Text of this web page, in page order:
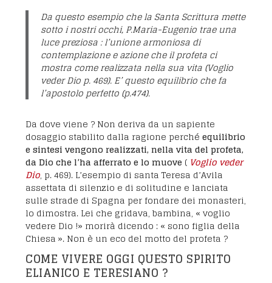
Da questo esempio che la Santa Scrittura mette
sotto i nostri occhi, P.Maria-Eugenio trae una
luce preziosa : l’unione armoniosa di
contemplazione e azione che il profeta ci
mostra come realizzata nella sua vita (Voglio
veder Dio p. 469). E’ questo equilibrio che fa
l’apostolo perfetto (p.474).
Da dove viene ? Non deriva da un sapiente
dosaggio stabilito dalla ragione perchéequilibrio
e sintesi vengono realizzati, nella vita del profeta,
da Dio che l’ha afferrato e lo muove ( Voglio veder
Dio, p. 469). L’esempio di santa Teresa d’Avila
assettata di silenzio e di solitudine e lanciata
sulle strade di Spagna per fondare dei monasteri,
lo dimostra. Lei che gridava, bambina, « voglio
vedere Dio !» morirà dicendo : « sono figlia della
Chiesa ». Non è un eco del motto del profeta ?
COME VIVERE OGGI QUESTO SPIRITO
ELIANICO E TERESIANO ?